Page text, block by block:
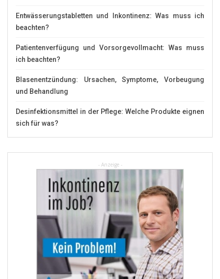
Entwässerungstabletten und Inkontinenz: Was muss ich
beachten?
Patientenverfügung und Vorsorgevollmacht: Was muss
ich beachten?
Blasenentzündung: Ursachen, Symptome, Vorbeugung
und Behandlung
Desinfektionsmittel in der Pflege: Welche Produkte eignen
sich für was?
- Anzeige -